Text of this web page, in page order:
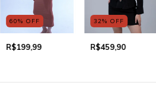
60% OFF
R$199,99
32% OFF
R$459,90